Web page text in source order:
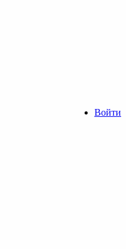
Войти